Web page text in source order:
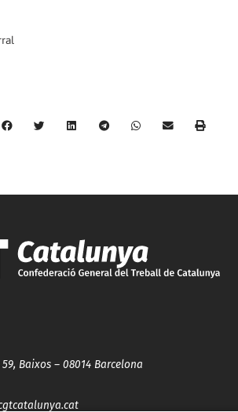
Baixos – 08014 Barcelona